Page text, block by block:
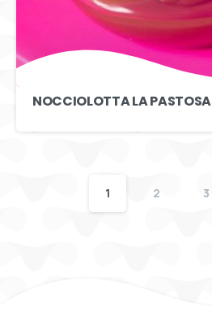
NOCCIOLOTTA LA PASTOSA
1 2 3